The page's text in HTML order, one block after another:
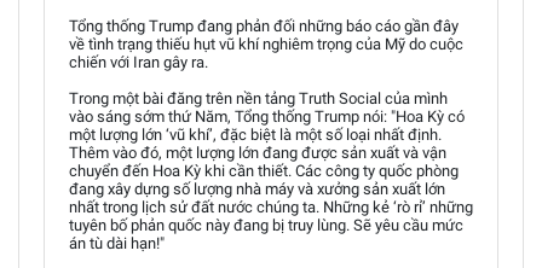
Tổng thống Trump đang phản đối những báo cáo gần đây
về tình trạng thiếu hụt vũ khí nghiêm trọng của Mỹ do cuộc
chiến với Iran gây ra.
Trong một bài đăng trên nền tảng Truth Social của mình
vào sáng sớm thứ Năm, Tổng thống Trump nói: "Hoa Kỳ có
một lượng lớn ‘vũ khí’, đặc biệt là một số loại nhất định.
Thêm vào đó, một lượng lớn đang được sản xuất và vận
chuyển đến Hoa Kỳ khi cần thiết. Các công ty quốc phòng
đang xây dựng số lượng nhà máy và xưởng sản xuất lớn
nhất trong lịch sử đất nước chúng ta. Những kẻ ‘rò rỉ’ những
tuyên bố phản quốc này đang bị truy lùng. Sẽ yêu cầu mức
án tù dài hạn!"